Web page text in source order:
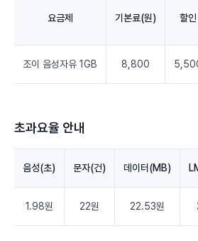
요금제 기본료(원) 할인
조이 음성자유 1GB 8,800
초과요율 안내
음성(초) 문자(건) 데이터(MB)
1.98원 22원 22.53원